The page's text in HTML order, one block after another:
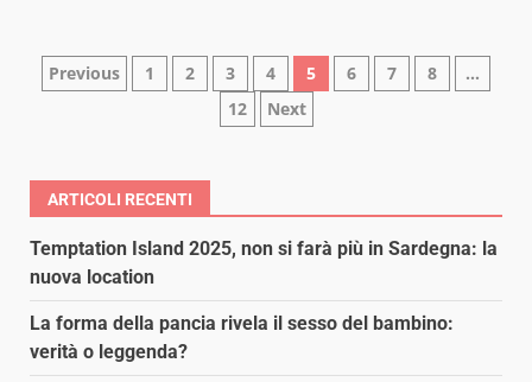
Paginazione
articoli
Previous 1 2 3 4 5 6 7 8
…
12
Next
ARTICOLI RECENTI
Temptation Island 2025, non si farà più in Sardegna: la
nuova location
La forma della pancia rivela il sesso del bambino:
verità o leggenda?